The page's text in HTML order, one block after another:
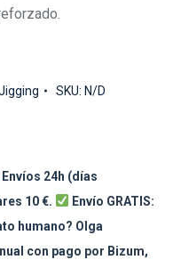
SKU: N/D
Envíos 24h (días
10 €.
Envío GRATIS:
humano? Olga
con pago por Bizum,